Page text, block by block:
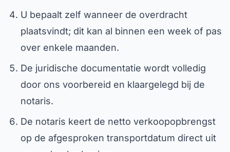
U bepaalt zelf wanneer de overdracht
plaatsvindt; dit kan al binnen een week of pas
over enkele maanden.
De juridische documentatie wordt volledig
door ons voorbereid en klaargelegd bij de
notaris.
De notaris keert de netto verkoopopbrengst
op de afgesproken transportdatum direct uit